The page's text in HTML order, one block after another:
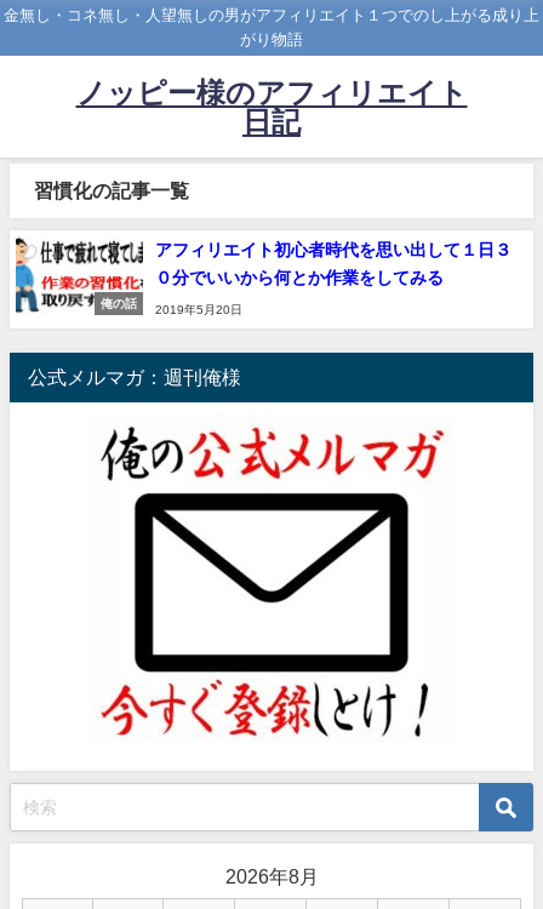
金無し・コネ無し・人望無しの男がアフィリエイト１つでのし上がる成り上
がり物語
ノッピー様のアフィリエイト
日記
習慣化の記事一覧
俺の話
アフィリエイト初心者時代を思い出して１日３
０分でいいから何とか作業をしてみる
2019年5月20日
公式メルマガ：週刊俺様
2026年8月